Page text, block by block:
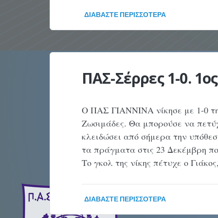
ΔΙΑΒΆΣΤΕ ΠΕΡΙΣΣΌΤΕΡΑ
ΠΑΣ-Σέρρες 1-0.
Ο ΠΑΣ ΓΙΑΝΝΙΝΑ νίκησε με 1-0
Ζωσιμάδες. Θα μπορούσε να
κλειδώσει από σήμερα την
τα πράγματα στις 23 Δεκέμβρη
Το γκολ της νίκης πέτυχε ο
ΔΙΑΒΆΣΤΕ ΠΕΡΙΣΣΌΤΕΡΑ